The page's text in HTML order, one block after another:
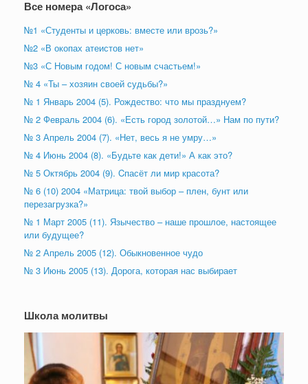
Все номера «Логоса»
№1 «Студенты и церковь: вместе или врозь?»
№2 «В окопах атеистов нет»
№3 «С Новым годом! С новым счастьем!»
№ 4 «Ты – хозяин своей судьбы?»
№ 1 Январь 2004 (5). Рождество: что мы празднуем?
№ 2 Февраль 2004 (6). «Есть город золотой…» Нам по пути?
№ 3 Апрель 2004 (7). «Нет, весь я не умру…»
№ 4 Июнь 2004 (8). «Будьте как дети!» А как это?
№ 5 Октябрь 2004 (9). Cпасёт ли мир красота?
№ 6 (10) 2004 «Матрица: твой выбор – плен, бунт или
перезагрузка?»
№ 1 Март 2005 (11). Язычество – наше прошлое, настоящее
или будущее?
№ 2 Апрель 2005 (12). Обыкновенное чудо
№ 3 Июнь 2005 (13). Дорога, которая нас выбирает
Школа молитвы